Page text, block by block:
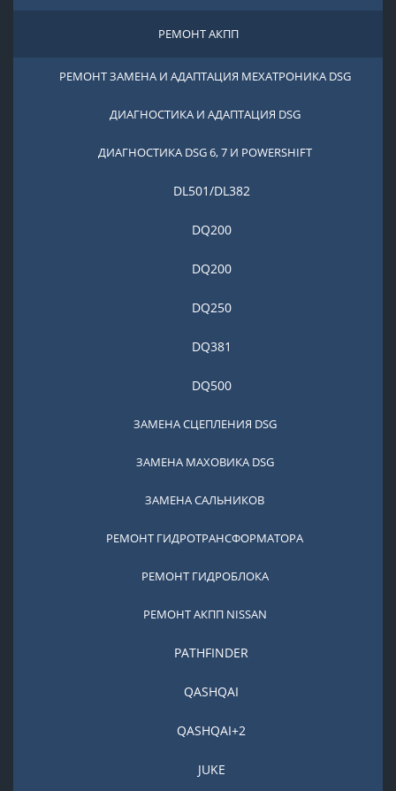
РЕМОНТ АКПП
РЕМОНТ ЗАМЕНА И АДАПТАЦИЯ МЕХАТРОНИКА DSG
ДИАГНОСТИКА И АДАПТАЦИЯ DSG
ДИАГНОСТИКА DSG 6, 7 И POWERSHIFT
DL501/DL382
DQ200
DQ200
DQ250
DQ381
DQ500
ЗАМЕНА СЦЕПЛЕНИЯ DSG
ЗАМЕНА МАХОВИКА DSG
ЗАМЕНА САЛЬНИКОВ
РЕМОНТ ГИДРОТРАНСФОРМАТОРА
РЕМОНТ ГИДРОБЛОКА
РЕМОНТ АКПП NISSAN
PATHFINDER
QASHQAI
QASHQAI+2
JUKE